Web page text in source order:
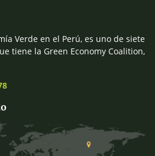
Verde en el Perú, es uno de siete
tiene la Green Economy Coalition,